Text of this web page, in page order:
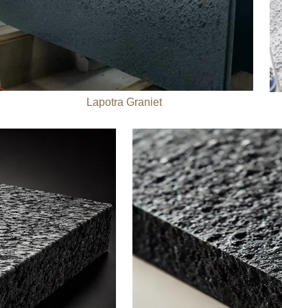
Lapotra Graniet